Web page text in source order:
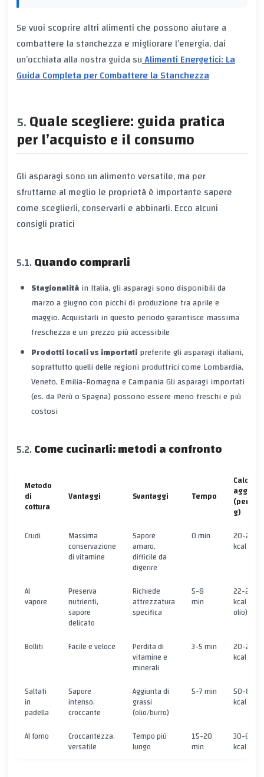
Se vuoi scoprire altri alimenti che possono aiutare a
combattere la stanchezza e migliorare l’energia, dai
un’occhiata alla nostra guida suAlimenti Energetici: La
Guida Completa per Combattere la Stanchezza
Quale scegliere: guida pratica
per l’acquisto e il consumo
Gli asparagi sono un alimento versatile, ma per
sfruttarne al meglio le proprietà è importante sapere
come sceglierli, conservarli e abbinarli. Ecco alcuni
consigli pratici
Quando comprarli
Stagionalitàin Italia, gli asparagi sono disponibili da
marzo a giugnocon picchi di produzione tra aprile e
maggio. Acquistarli in questo periodo garantisce massima
freschezza e un prezzo più accessibile
Prodotti locali vs importatipreferite gli asparagi italiani,
soprattutto quelli delle regioni produttrici come Lombardia,
Veneto, Emilia-Romagna e CampaniaGli asparagi importati
(es. da Perù o Spagna) possono essere meno freschi e più
costosi
Come cucinarli: metodi a confronto
Metodo
di
cottura
Vantaggi Svantaggi Tempo
Calorie
(per
g)
Crudi
Massima
conservazione
di vitamine
Sapore
amaro,
difficile da
digerire
0 min 20-25
kcal
Al
vapore
Preserva
nutrienti,
sapore
delicato
Richiede
attrezzatura
specifica
5-8
min
22-27
kcal (con
olio)
Bolliti Facile e veloce Perdita di
vitamine e
minerali
3-5 min 20-24
kcal
Saltati
in
padella
Sapore
intenso,
croccante
Aggiunta di
grassi
(olio/burro)
5-7 min 50-80
kcal
Al forno Croccantezza,
versatile
Tempo più
lungo
15-20
min
30-60
kcal